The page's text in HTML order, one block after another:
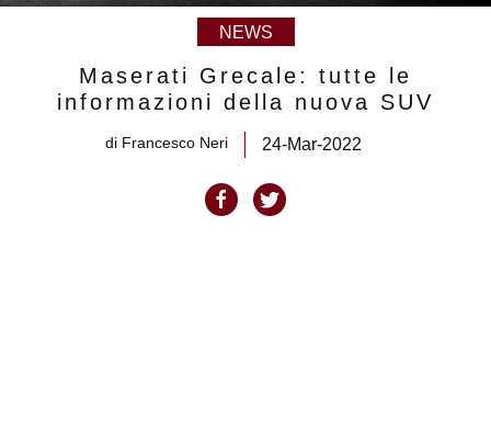
NEWS
Maserati Grecale: tutte le
informazioni della nuova SUV
di Francesco Neri 24-Mar-2022